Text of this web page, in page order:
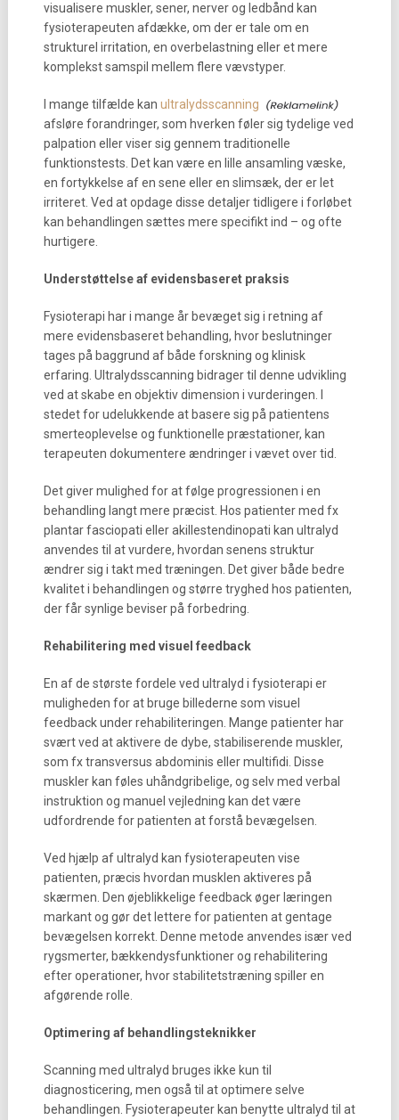
visualisere muskler, sener, nerver og ledbånd kan
fysioterapeuten afdække, om der er tale om en
strukturel irritation, en overbelastning eller et mere
komplekst samspil mellem flere vævstyper.
I mange tilfælde kan ultralydsscanning
afsløre forandringer, som hverken føler sig tydelige ved
palpation eller viser sig gennem traditionelle
funktionstests. Det kan være en lille ansamling væske,
en fortykkelse af en sene eller en slimsæk, der er let
irriteret. Ved at opdage disse detaljer tidligere i forløbet
kan behandlingen sættes mere specifikt ind – og ofte
hurtigere.
Understøttelse af evidensbaseret praksis
Fysioterapi har i mange år bevæget sig i retning af
mere evidensbaseret behandling, hvor beslutninger
tages på baggrund af både forskning og klinisk
erfaring. Ultralydsscanning bidrager til denne udvikling
ved at skabe en objektiv dimension i vurderingen. I
stedet for udelukkende at basere sig på patientens
smerteoplevelse og funktionelle præstationer, kan
terapeuten dokumentere ændringer i vævet over tid.
Det giver mulighed for at følge progressionen i en
behandling langt mere præcist. Hos patienter med fx
plantar fasciopati eller akillestendinopati kan ultralyd
anvendes til at vurdere, hvordan senens struktur
ændrer sig i takt med træningen. Det giver både bedre
kvalitet i behandlingen og større tryghed hos patienten,
der får synlige beviser på forbedring.
Rehabilitering med visuel feedback
En af de største fordele ved ultralyd i fysioterapi er
muligheden for at bruge billederne som visuel
feedback under rehabiliteringen. Mange patienter har
svært ved at aktivere de dybe, stabiliserende muskler,
som fx transversus abdominis eller multifidi. Disse
muskler kan føles uhåndgribelige, og selv med verbal
instruktion og manuel vejledning kan det være
udfordrende for patienten at forstå bevægelsen.
Ved hjælp af ultralyd kan fysioterapeuten vise
patienten, præcis hvordan musklen aktiveres på
skærmen. Den øjeblikkelige feedback øger læringen
markant og gør det lettere for patienten at gentage
bevægelsen korrekt. Denne metode anvendes især ved
rygsmerter, bækkendysfunktioner og rehabilitering
efter operationer, hvor stabilitetstræning spiller en
afgørende rolle.
Optimering af behandlingsteknikker
Scanning med ultralyd bruges ikke kun til
diagnosticering, men også til at optimere selve
behandlingen. Fysioterapeuter kan benytte ultralyd til at